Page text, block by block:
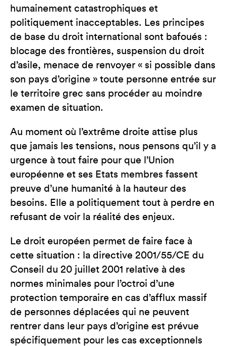
humainement catastrophiques et
politiquement inacceptables. Les principes
de base du droit international sont bafoués :
blocage des frontières, suspension du droit
d’asile, menace de renvoyer « si possible dans
son pays d’origine » toute personne entrée sur
le territoire grec sans procéder au moindre
examen de situation.
Au moment où l’extrême droite attise plus
que jamais les tensions, nous pensons qu’il y a
urgence à tout faire pour que l’Union
européenne et ses Etats membres fassent
preuve d’une humanité à la hauteur des
besoins. Elle a politiquement tout à perdre en
refusant de voir la réalité des enjeux.
Le droit européen permet de faire face à
cette situation : la directive 2001/55/CE du
Conseil du 20 juillet 2001 relative à des
normes minimales pour l’octroi d’une
protection temporaire en cas d’afflux massif
de personnes déplacées qui ne peuvent
rentrer dans leur pays d’origine est prévue
spécifiquement pour les cas exceptionnels